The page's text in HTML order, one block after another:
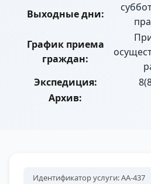
Выходные дни:
График приема
граждан:
Экспедиция:
Архив:
Идентификатор услуги: АА-437